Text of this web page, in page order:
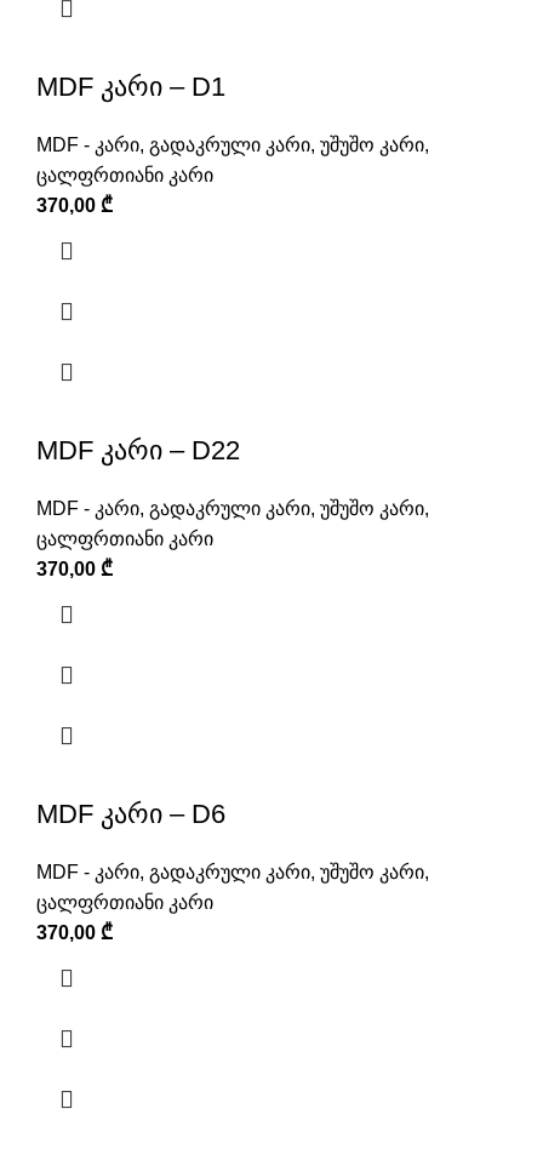
MDF კარი – D1
MDF - კარი, გადაკრული კარი, უშუშო კარი,
ცალფრთიანი კარი
370,00 ₾
MDF კარი – D22
MDF - კარი, გადაკრული კარი, უშუშო კარი,
ცალფრთიანი კარი
370,00 ₾
MDF კარი – D6
MDF - კარი, გადაკრული კარი, უშუშო კარი,
ცალფრთიანი კარი
370,00 ₾